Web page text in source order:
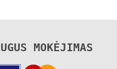
MOKĖJIMAS